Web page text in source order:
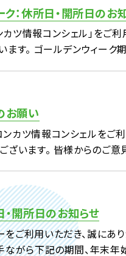
：休所日・開所日のお
ツ情報コンシェル」をご
ます。 ゴールデンウィーク
につきまして、下記のとお
】4月29日（水）～5月7日（木
お願い
ンカツ情報コンシェルをご
ざいます。 皆様からのご意
・開所日のお知らせ
をご利用いただき、誠にあ
ながら下記の期間、年末年